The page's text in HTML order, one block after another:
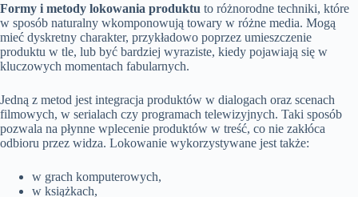
Formy i metody lokowania produktu to różnorodne techniki, które
w sposób naturalny wkomponowują towary w różne media. Mogą
mieć dyskretny charakter, przykładowo poprzez umieszczenie
produktu w tle, lub być bardziej wyraziste, kiedy pojawiają się w
kluczowych momentach fabularnych.
Jedną z metod jest integracja produktów w dialogach oraz scenach
filmowych, w serialach czy programach telewizyjnych. Taki sposób
pozwala na płynne wplecenie produktów w treść, co nie zakłóca
odbioru przez widza. Lokowanie wykorzystywane jest także:
w grach komputerowych,
w książkach,